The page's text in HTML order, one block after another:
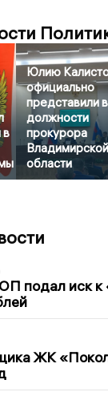
в
Юлию
официально
представили в
должности
прокурора
Владимирской
области
подал иск
ЖК